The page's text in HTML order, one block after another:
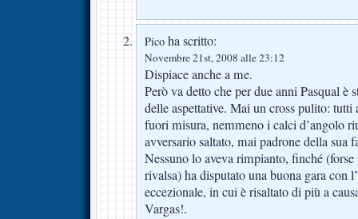
Pico ha scritto:
Novembre 21st, 2008 alle 23:12
Dispiace anche a me.
Però va detto che per due anni Pasqual è
delle aspettative. Mai un cross pulito: tutti
fuori misura, nemmeno i calci d’angolo
avversario saltato, mai padrone della sua
Nessuno lo aveva rimpianto, finché
rivalsa) ha disputato una buona gara con
eccezionale, in cui è risaltato di più a
Vargas!.